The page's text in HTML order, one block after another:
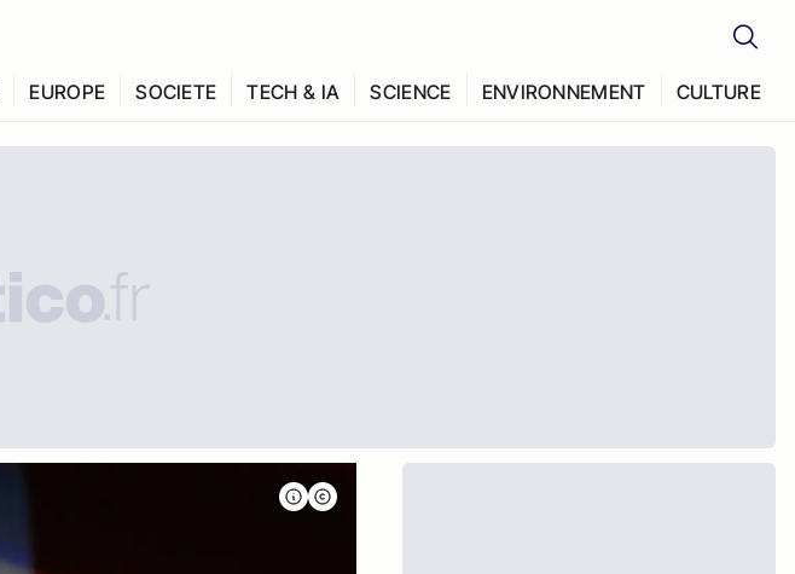
EUROPE SOCIETE TECH & IA SCIENCE ENVIRONNEMENT CULTURE